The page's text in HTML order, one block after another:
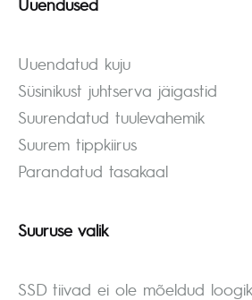
Uuendatud kuju
Süsinikust juhtserva jäigastid
Suurendatud tuulevahemik
Suurem tippkiirus
Parandatud tasakaal
Suuruse valik
SSD tiivad ei ole mõeldud